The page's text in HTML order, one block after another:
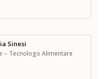
Sinesi
– Tecnologo Alimentare